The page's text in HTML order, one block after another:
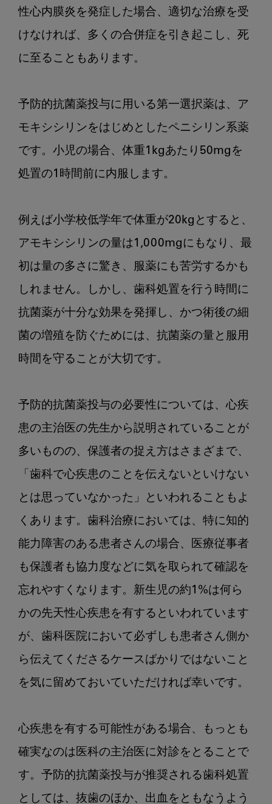
性心内膜炎を発症した場合、適切な治療を受
けなければ、多くの合併症を引き起こし、死
に至ることもあります。
予防的抗菌薬投与に用いる第一選択薬は、ア
モキシシリンをはじめとしたペニシリン系薬
です。小児の場合、体重1kgあたり50mgを
処置の1時間前に内服します。
例えば小学校低学年で体重が20kgとすると、
アモキシシリンの量は1,000mgにもなり、最
初は量の多さに驚き、服薬にも苦労するかも
しれません。しかし、歯科処置を行う時間に
抗菌薬が十分な効果を発揮し、かつ術後の細
菌の増殖を防ぐためには、抗菌薬の量と服用
時間を守ることが大切です。
予防的抗菌薬投与の必要性については、心疾
患の主治医の先生から説明されていることが
多いものの、保護者の捉え方はさまざまで、
「歯科で心疾患のことを伝えないといけない
とは思っていなかった」といわれることもよ
くあります。歯科治療においては、特に知的
能力障害のある患者さんの場合、医療従事者
も保護者も協力度などに気を取られて確認を
忘れやすくなります。新生児の約1%は何ら
かの先天性心疾患を有するといわれています
が、歯科医院において必ずしも患者さん側か
ら伝えてくださるケースばかりではないこと
を気に留めておいていただければ幸いです。
心疾患を有する可能性がある場合、もっとも
確実なのは医科の主治医に対診をとることで
す。予防的抗菌薬投与が推奨される歯科処置
としては、抜歯のほか、出血をともなうよう